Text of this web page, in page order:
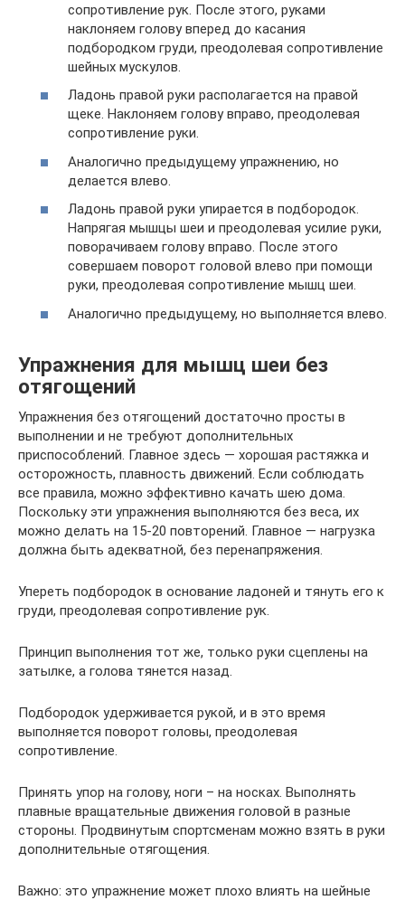
сопротивление рук. После этого, руками
наклоняем голову вперед до касания
подбородком груди, преодолевая сопротивление
шейных мускулов.
Ладонь правой руки располагается на правой
щеке. Наклоняем голову вправо, преодолевая
сопротивление руки.
Аналогично предыдущему упражнению, но
делается влево.
Ладонь правой руки упирается в подбородок.
Напрягая мышцы шеи и преодолевая усилие руки,
поворачиваем голову вправо. После этого
совершаем поворот головой влево при помощи
руки, преодолевая сопротивление мышц шеи.
Аналогично предыдущему, но выполняется влево.
Упражнения для мышц шеи без
отягощений
Упражнения без отягощений достаточно просты в
выполнении и не требуют дополнительных
приспособлений. Главное здесь — хорошая растяжка и
осторожность, плавность движений. Если соблюдать
все правила, можно эффективно качать шею дома.
Поскольку эти упражнения выполняются без веса, их
можно делать на 15-20 повторений. Главное — нагрузка
должна быть адекватной, без перенапряжения.
Упереть подбородок в основание ладоней и тянуть его к
груди, преодолевая сопротивление рук.
Принцип выполнения тот же, только руки сцеплены на
затылке, а голова тянется назад.
Подбородок удерживается рукой, и в это время
выполняется поворот головы, преодолевая
сопротивление.
Принять упор на голову, ноги – на носках. Выполнять
плавные вращательные движения головой в разные
стороны. Продвинутым спортсменам можно взять в руки
дополнительные отягощения.
Важно: это упражнение может плохо влиять на шейные